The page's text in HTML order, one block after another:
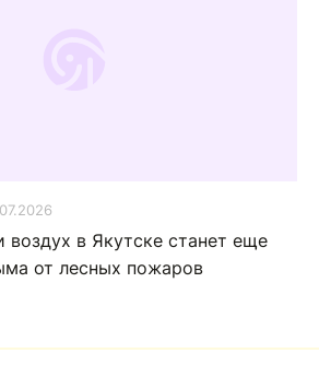
в Якутске станет еще
от лесных пожаров